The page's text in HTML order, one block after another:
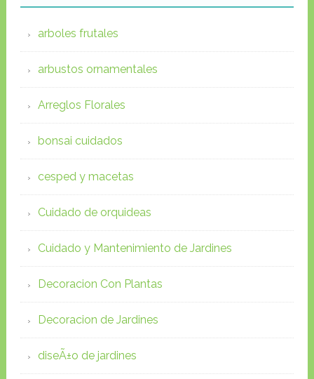
arboles frutales
arbustos ornamentales
Arreglos Florales
bonsai cuidados
cesped y macetas
Cuidado de orquideas
Cuidado y Mantenimiento de Jardines
Decoracion Con Plantas
Decoracion de Jardines
diseÃ±o de jardines